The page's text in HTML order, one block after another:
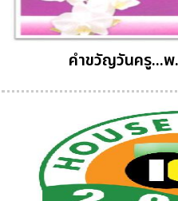
คำขวัญวันครู...